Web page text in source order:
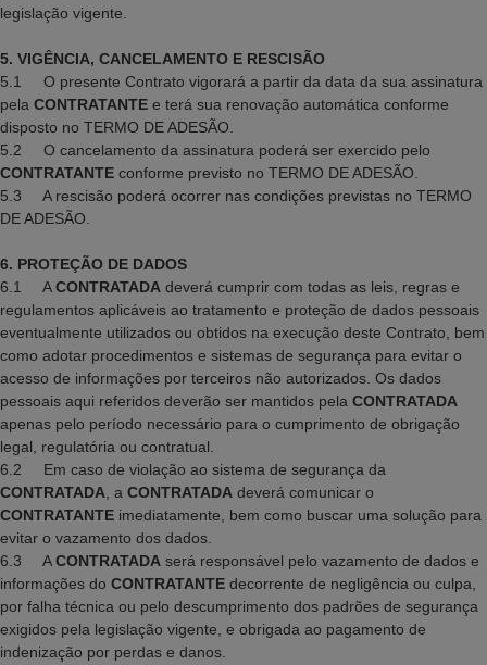
legislação vigente.
5. VIGÊNCIA, CANCELAMENTO E RESCISÃO
5.1 O presente Contrato vigorará a partir da data da sua assinatura
pela CONTRATANTE e terá sua renovação automática conforme
disposto no TERMO DE ADESÃO.
5.2 O cancelamento da assinatura poderá ser exercido pelo
CONTRATANTE conforme previsto no TERMO DE ADESÃO.
5.3 A rescisão poderá ocorrer nas condições previstas no TERMO
DE ADESÃO.
6. PROTEÇÃO DE DADOS
6.1 ACONTRATADA deverá cumprir com todas as leis, regras e
regulamentos aplicáveis ao tratamento e proteção de dados pessoais
eventualmente utilizados ou obtidos na execução deste Contrato, bem
como adotar procedimentos e sistemas de segurança para evitar o
acesso de informações por terceiros não autorizados. Os dados
pessoais aqui referidos deverão ser mantidos pela CONTRATADA
apenas pelo período necessário para o cumprimento de obrigação
legal, regulatória ou contratual.
6.2 Em caso de violação ao sistema de segurança da
CONTRATADA , a CONTRATADA deverá comunicar o
CONTRATANTE imediatamente, bem como buscar uma solução para
evitar o vazamento dos dados.
6.3 ACONTRATADA será responsável pelo vazamento de dados e
informações do CONTRATANTE decorrente de negligência ou culpa,
por falha técnica ou pelo descumprimento dos padrões de segurança
exigidos pela legislação vigente, e obrigada ao pagamento de
indenização por perdas e danos.